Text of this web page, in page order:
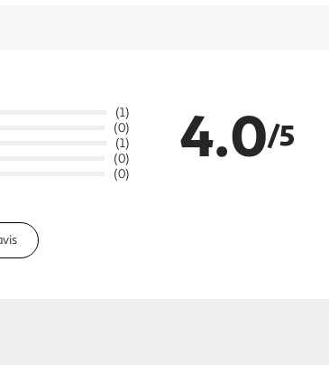
(1)
(0)
(1)
(0)
(0)
4.0/5